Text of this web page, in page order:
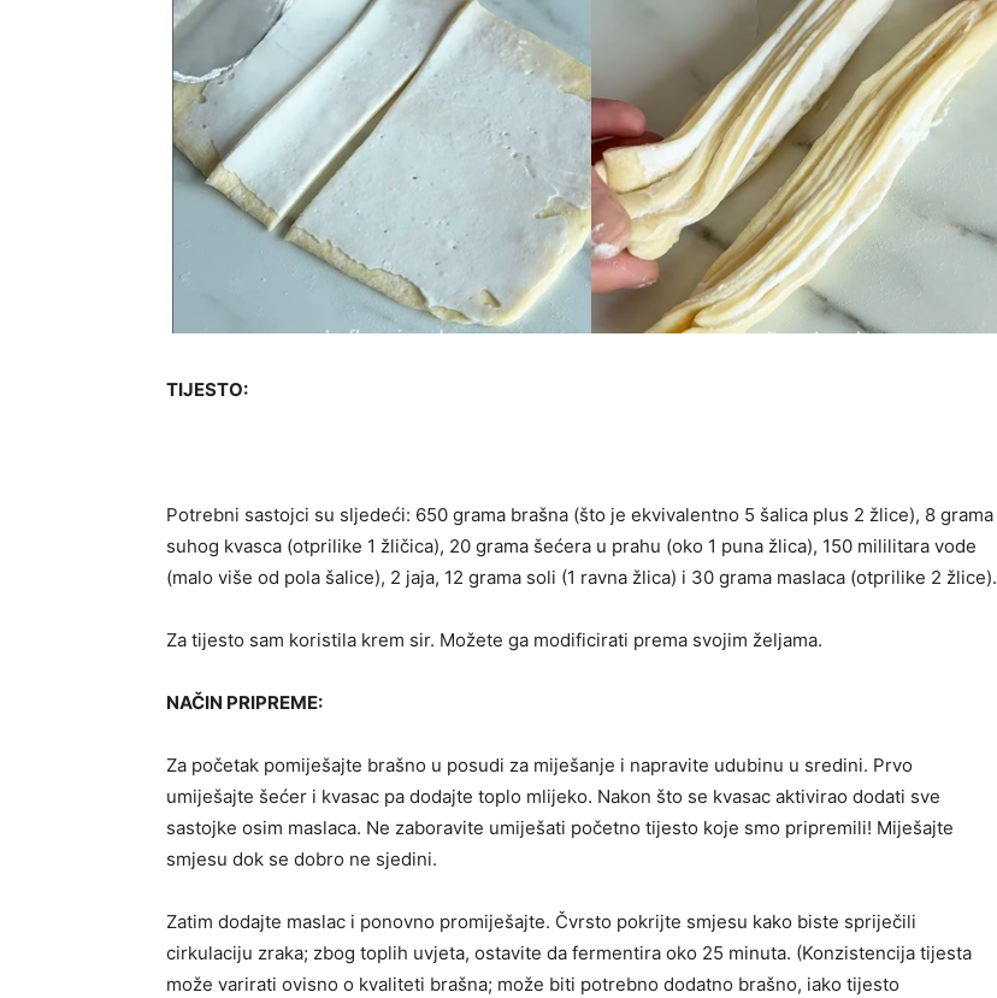
TIJESTO:
Potrebni sastojci su sljedeći: 650 grama brašna (što je ekvivalentno 5 šalica plus 2 žlice), 8 grama
suhog kvasca (otprilike 1 žličica), 20 grama šećera u prahu (oko 1 puna žlica), 150 mililitara vode
(malo više od pola šalice), 2 jaja, 12 grama soli (1 ravna žlica) i 30 grama maslaca (otprilike 2 žlice).
Za tijesto sam koristila krem ​​sir. Možete ga modificirati prema svojim željama.
NAČIN PRIPREME:
Za početak pomiješajte brašno u posudi za miješanje i napravite udubinu u sredini. Prvo
umiješajte šećer i kvasac pa dodajte toplo mlijeko. Nakon što se kvasac aktivirao dodati sve
sastojke osim maslaca. Ne zaboravite umiješati početno tijesto koje smo pripremili! Miješajte
smjesu dok se dobro ne sjedini.
Zatim dodajte maslac i ponovno promiješajte. Čvrsto pokrijte smjesu kako biste spriječili
cirkulaciju zraka; zbog toplih uvjeta, ostavite da fermentira oko 25 minuta. (Konzistencija tijesta
može varirati ovisno o kvaliteti brašna; može biti potrebno dodatno brašno, iako tijesto